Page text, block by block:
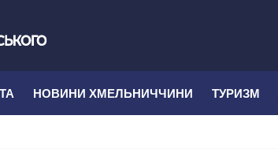
НОВИНИ ХМЕЛЬНИЧЧИНИ ТУРИЗМ